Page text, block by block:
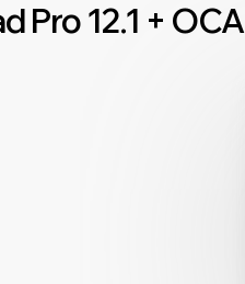
Pro 12.1 +